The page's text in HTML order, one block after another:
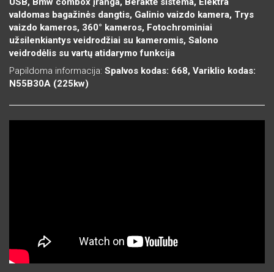
valdomas bagažinės dangtis, Galinio vaizdo kamera, Trys
vaizdo kameros, 360° kameros, Fotochrominiai
užsilenkiantys veidrodžiai su kameromis, Salono
veidrodėlis su vartų atidarymo funkcija
Papildoma informacija: Spalvos kodas: 668, Variklio kodas:
N55B30A (225kw)